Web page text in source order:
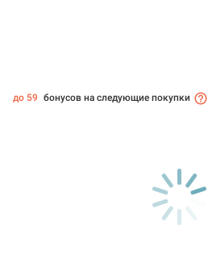
до 59 бонусов на следующие покупки